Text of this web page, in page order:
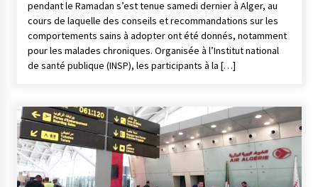
pendant le Ramadan s’est tenue samedi dernier à Alger, au
cours de laquelle des conseils et recommandations sur les
comportements sains à adopter ont été donnés, notamment
pour les malades chroniques. Organisée à l’Institut national
de santé publique (INSP), les participants à la […]